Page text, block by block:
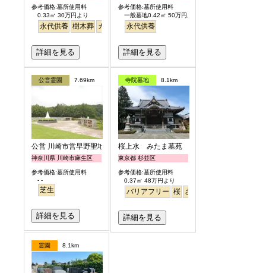
参考価格:墓所使用料
0.33㎡ 30万円より
永代供養 樹木葬 ガーデニング
詳細を見る
参考価格:墓所使用料
一般墓地0.42㎡ 50万円より
永代供養
詳細を見る
公営霊園 7.69km
公営 川崎市営早野聖地公園
神奈川県 川崎市麻生区
参考価格:墓所使用料
- -
芝生
詳細を見る
寺院墓地 8.1km
桜上水 みたま墓苑
東京都 杉並区
参考価格:墓所使用料
0.37㎡ 48万円より
バリアフリー 桜 さくら
詳細を見る
霊園 8.1km